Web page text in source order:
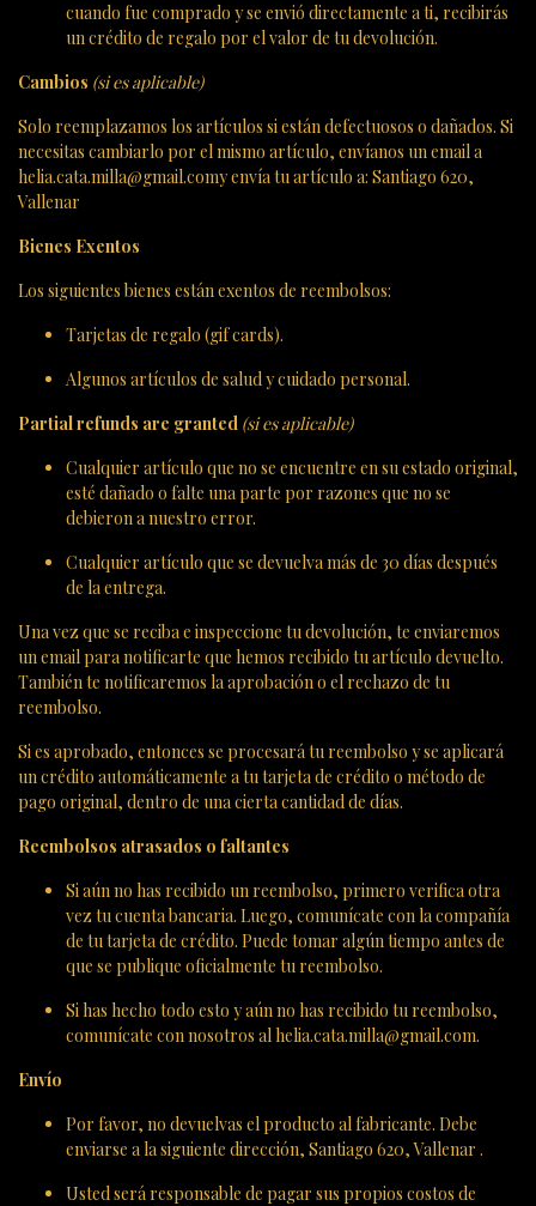
cuando fue comprado y se envió directamente a ti, recibirás
un crédito de regalo por el valor de tu devolución.
Cambios (si es aplicable)
Solo reemplazamos los artículos si están defectuosos o dañados. Si
necesitas cambiarlo por el mismo artículo, envíanos un email a
helia.cata.milla@gmail.comy envía tu artículo a: Santiago 620,
Vallenar
Bienes Exentos
Los siguientes bienes están exentos de reembolsos:
Tarjetas de regalo (gif cards).
Algunos artículos de salud y cuidado personal.
Partial refunds are granted (si es aplicable)
Cualquier artículo que no se encuentre en su estado original,
esté dañado o falte una parte por razones que no se
debieron a nuestro error.
Cualquier artículo que se devuelva más de 30 días después
de la entrega.
Una vez que se reciba e inspeccione tu devolución, te enviaremos
un email para notificarte que hemos recibido tu artículo devuelto.
También te notificaremos la aprobación o el rechazo de tu
reembolso.
Si es aprobado, entonces se procesará tu reembolso y se aplicará
un crédito automáticamente a tu tarjeta de crédito o método de
pago original, dentro de una cierta cantidad de días.
Reembolsos atrasados ​​o faltantes
Si aún no has recibido un reembolso, primero verifica otra
vez tu cuenta bancaria. Luego, comunícate con la compañía
de tu tarjeta de crédito. Puede tomar algún tiempo antes de
que se publique oficialmente tu reembolso.
Si has hecho todo esto y aún no has recibido tu reembolso,
comunícate con nosotros al helia.cata.milla@gmail.com.
Envío
Por favor, no devuelvas el producto al fabricante. Debe
enviarse a la siguiente dirección, Santiago 620, Vallenar .
Usted será responsable de pagar sus propios costos de